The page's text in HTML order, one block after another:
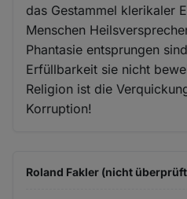
das Gestammel klerikaler
Menschen
Phantasie entsprungen
Erfüllbarkeit sie nicht
Religion ist die
Korruption!
Roland Fakler (nicht